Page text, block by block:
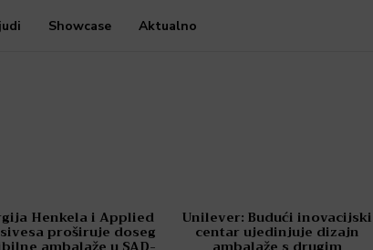
Showcase Aktualno
Henkela i Applied
proširuje doseg
Unilever: Budući inovacijski
centar ujedinjuje dizajn